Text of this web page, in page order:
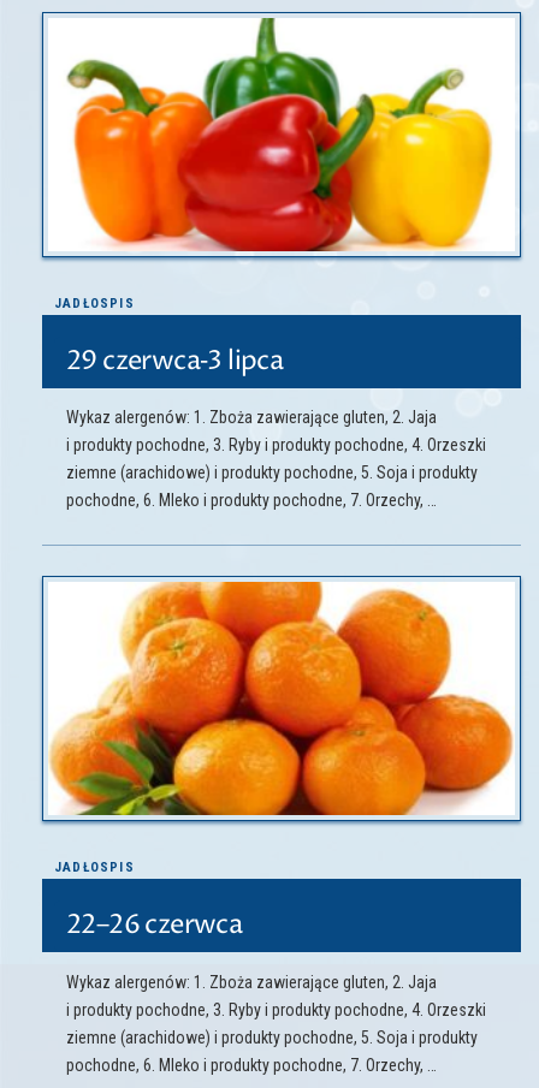
JADŁOSPIS
29 czerwca‑3 lipca
Wykaz alergenów: 1. Zboża zawierające gluten, 2. Jaja
i produkty pochodne, 3. Ryby i produkty pochodne, 4. Orzeszki
ziemne (arachidowe) i produkty pochodne, 5. Soja i produkty
pochodne, 6. Mleko i produkty pochodne, 7. Orzechy, …
JADŁOSPIS
22–26 czerwca
Wykaz alergenów: 1. Zboża zawierające gluten, 2. Jaja
i produkty pochodne, 3. Ryby i produkty pochodne, 4. Orzeszki
ziemne (arachidowe) i produkty pochodne, 5. Soja i produkty
pochodne, 6. Mleko i produkty pochodne, 7. Orzechy, …